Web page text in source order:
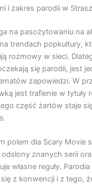
i zakres parodii w
na pasożytowaniu na
trendach popkultury,
rozmowy w sieci.
się parodii, jest
zapowiedzi. W
jest trafienie w tytuły
część żartów staje
polem dla Scary Movie
znanych serii
własne reguły.
z konwencji i z tego,